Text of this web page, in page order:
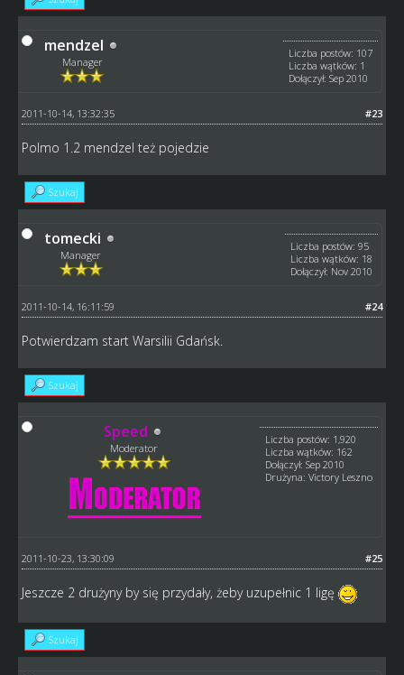
mendzel
Manager
Liczba postów: 107
Liczba wątków: 1
Dołączył: Sep 2010
#23
2011-10-14, 13:32:35
Polmo 1.2 mendzel też pojedzie
Szukaj
tomecki
Manager
Liczba postów: 95
Liczba wątków: 18
Dołączył: Nov 2010
#24
2011-10-14, 16:11:59
Potwierdzam start Warsilii Gdańsk.
Szukaj
Speed
Moderator
Liczba postów: 1,920
Liczba wątków: 162
Dołączył: Sep 2010
Drużyna: Victory Leszno
#25
2011-10-23, 13:30:09
Jeszcze 2 drużyny by się przydały, żeby uzupełnic 1 ligę
Szukaj